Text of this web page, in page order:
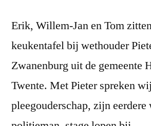
Erik, Willem-Jan en Tom
keukentafel bij wethouder
Zwanenburg uit de gemeente
Twente. Met Pieter spreken
pleegouderschap, zijn eerdere